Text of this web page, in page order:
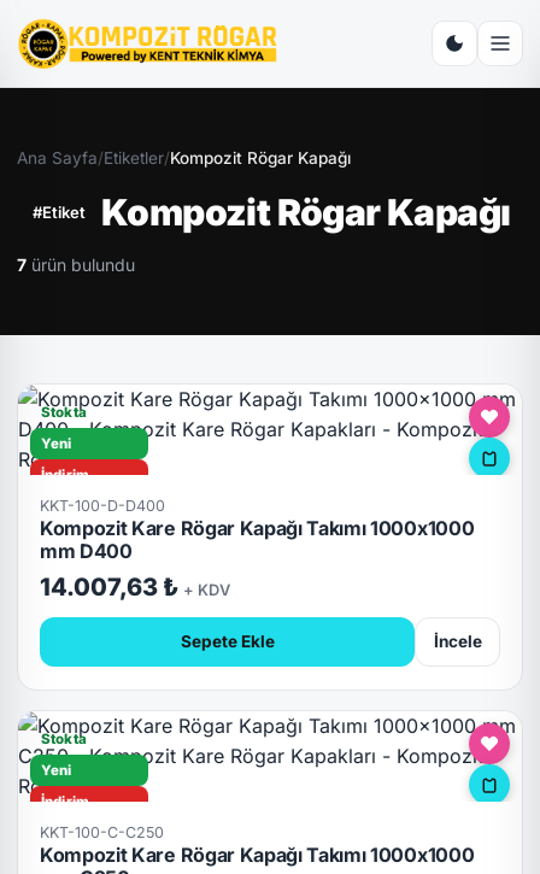
Ana Sayfa/Etiketler/Kompozit Rögar Kapağı
#Etiket Kompozit Rögar Kapağı
7 ürün bulundu
Stokta
Yeni
İndirim
D400
Hızlı Teslimat
KKT-100-D-D400
Kompozit Kare Rögar Kapağı Takımı 1000x1000
mm D400
14.007,63 ₺ + KDV
Sepete Ekle İncele
Stokta
Yeni
İndirim
C250
Hızlı Teslimat
KKT-100-C-C250
Kompozit Kare Rögar Kapağı Takımı 1000x1000